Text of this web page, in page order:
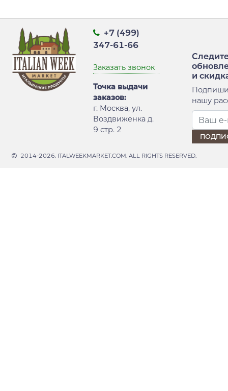
+7 (499)
347-61-66
Заказать звонок
Точка выдачи
заказов:
г. Москва, ул.
Воздвиженка д.
9 стр. 2
и
нашу
2014-2026, ITALWEEKMARKET.COM. ALL RIGHTS RESERVED.